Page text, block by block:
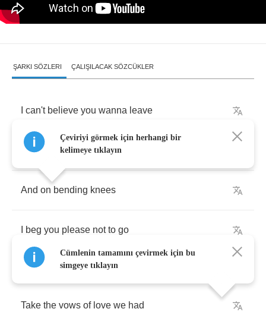
ŞARKI SÖZLERI ÇALIŞILACAK SÖZCÜKLER
can't believe you wanna leave
When you know it'd hurt
And on bending knees
beg you please not to go
Take the vows of love we had
Çeviriyi görmek için herhangi bir
kelimeye tıklayın
Cümlenin tamamını çevirmek için bu
simgeye tıklayın